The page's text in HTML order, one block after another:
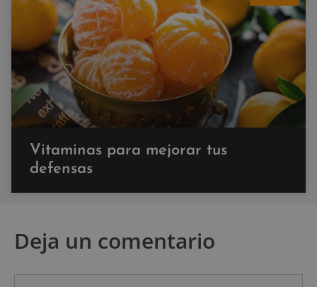
Vitaminas para mejorar tus
defensas
Deja un comentario